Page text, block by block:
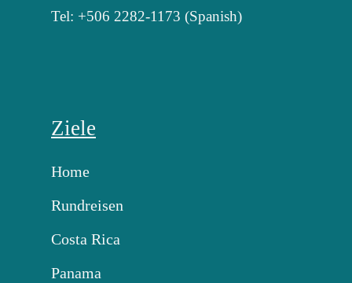
Tel: +506 2282-1173 (Spanish)
Ziele
Home
Rundreisen
Costa Rica
Panama